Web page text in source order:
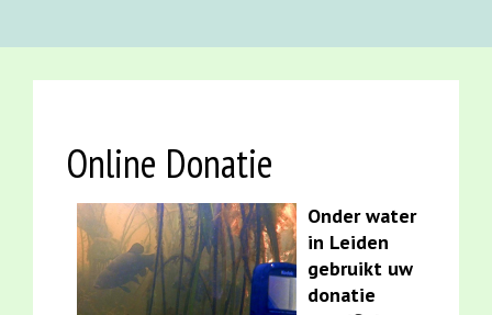
Online Donatie
Onder water
in Leiden
gebruikt uw
donatie